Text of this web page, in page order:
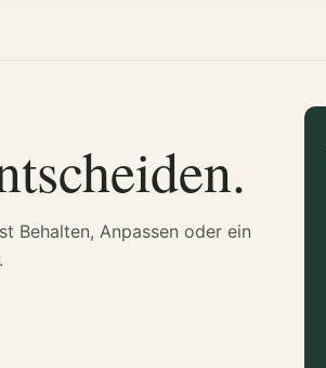
Behalten, Anpassen oder ein